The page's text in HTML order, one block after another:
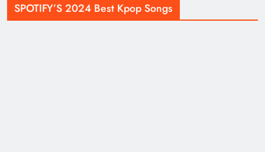
SPOTIFY’S 2024 Best Kpop Songs